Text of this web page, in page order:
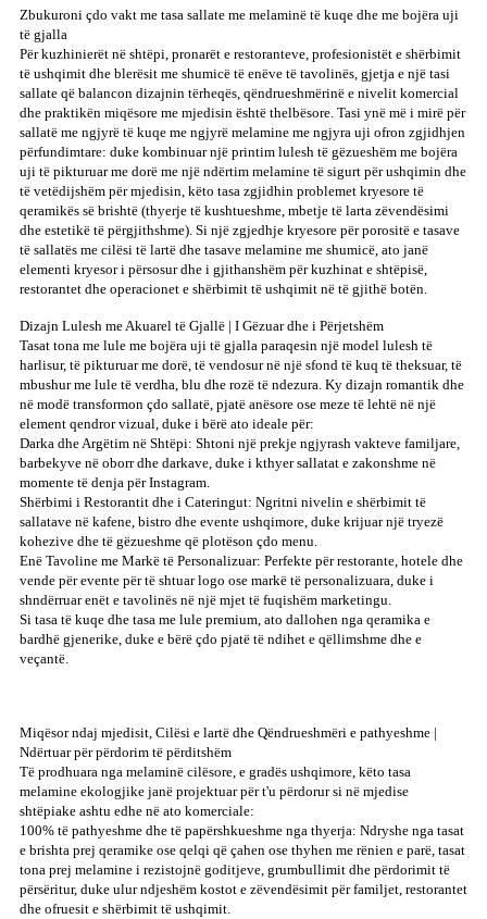
Zbukuroni çdo vakt me tasa sallate me melaminë të kuqe dhe me bojëra uji
të gjalla
Për kuzhinierët në shtëpi, pronarët e restoranteve, profesionistët e shërbimit
të ushqimit dhe blerësit me shumicë të enëve të tavolinës, gjetja e një tasi
sallate që balancon dizajnin tërheqës, qëndrueshmërinë e nivelit komercial
dhe praktikën miqësore me mjedisin është thelbësore. Tasi ynë më i mirë për
sallatë me ngjyrë të kuqe me ngjyrë melamine me ngjyra uji ofron zgjidhjen
përfundimtare: duke kombinuar një printim lulesh të gëzueshëm me bojëra
uji të pikturuar me dorë me një ndërtim melamine të sigurt për ushqimin dhe
të vetëdijshëm për mjedisin, këto tasa zgjidhin problemet kryesore të
qeramikës së brishtë (thyerje të kushtueshme, mbetje të larta zëvendësimi
dhe estetikë të përgjithshme). Si një zgjedhje kryesore për porositë e tasave
të sallatës me cilësi të lartë dhe tasave melamine me shumicë, ato janë
elementi kryesor i përsosur dhe i gjithanshëm për kuzhinat e shtëpisë,
restorantet dhe operacionet e shërbimit të ushqimit në të gjithë botën.
Dizajn Lulesh me Akuarel të Gjallë | I Gëzuar dhe i Përjetshëm
Tasat tona me lule me bojëra uji të gjalla paraqesin një model lulesh të
harlisur, të pikturuar me dorë, të vendosur në një sfond të kuq të theksuar, të
mbushur me lule të verdha, blu dhe rozë të ndezura. Ky dizajn romantik dhe
në modë transformon çdo sallatë, pjatë anësore ose meze të lehtë në një
element qendror vizual, duke i bërë ato ideale për:
Darka dhe Argëtim në Shtëpi: Shtoni një prekje ngjyrash vakteve familjare,
barbekyve në oborr dhe darkave, duke i kthyer sallatat e zakonshme në
momente të denja për Instagram.
Shërbimi i Restorantit dhe i Cateringut: Ngritni nivelin e shërbimit të
sallatave në kafene, bistro dhe evente ushqimore, duke krijuar një tryezë
kohezive dhe të gëzueshme që plotëson çdo menu.
Enë Tavoline me Markë të Personalizuar: Perfekte për restorante, hotele dhe
vende për evente për të shtuar logo ose markë të personalizuara, duke i
shndërruar enët e tavolinës në një mjet të fuqishëm marketingu.
Si tasa të kuqe dhe tasa me lule premium, ato dallohen nga qeramika e
bardhë gjenerike, duke e bërë çdo pjatë të ndihet e qëllimshme dhe e
veçantë.
Miqësor ndaj mjedisit, Cilësi e lartë dhe Qëndrueshmëri e pathyeshme |
Ndërtuar për përdorim të përditshëm
Të prodhuara nga melaminë cilësore, e gradës ushqimore, këto tasa
melamine ekologjike janë projektuar për t'u përdorur si në mjedise
shtëpiake ashtu edhe në ato komerciale:
100% të pathyeshme dhe të papërshkueshme nga thyerja: Ndryshe nga tasat
e brishta prej qeramike ose qelqi që çahen ose thyhen me rënien e parë, tasat
tona prej melamine i rezistojnë goditjeve, grumbullimit dhe përdorimit të
përsëritur, duke ulur ndjeshëm kostot e zëvendësimit për familjet, restorantet
dhe ofruesit e shërbimit të ushqimit.